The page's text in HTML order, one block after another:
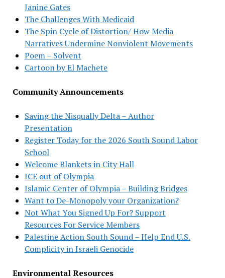
Janine Gates
The Challenges With Medicaid
The Spin Cycle of Distortion/ How Media
Narratives Undermine Nonviolent Movements
Poem – Solvent
Cartoon by El Machete
Community Announcements
Saving the Nisqually Delta – Author
Presentation
Register Today for the 2026 South Sound Labor
School
Welcome Blankets in City Hall
ICE out of Olympia
Islamic Center of Olympia – Building Bridges
Want to De-Monopoly your Organization?
Not What You Signed Up For? Support
Resources For Service Members
Palestine Action South Sound – Help End U.S.
Complicity in Israeli Genocide
Environmental Resources